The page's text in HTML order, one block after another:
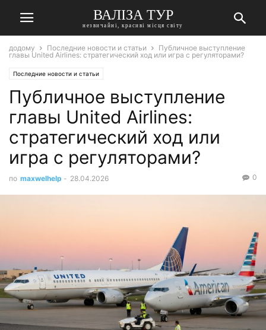
ВАЛІЗА ТУР
незвичайні, красиві місця світу
додому Последние новости и статьи
Публичное выступление
главы United Airlines: стратегический ход или игра с регуляторами?
Последние новости и статьи
Публичное выступление
главы United Airlines:
стратегический ход или
игра с регуляторами?
по maxwelhelp - 28.04.2026 0